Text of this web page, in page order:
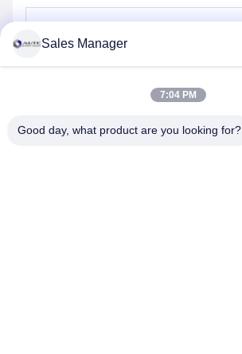
Sales Manager
7:04 PM
Good day, what product are you looking for?